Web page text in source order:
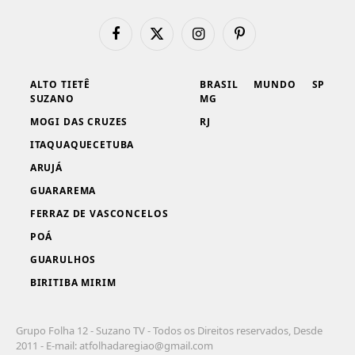
FacebookX
InstagramPinterest
ALTO TIETÊ
SUZANO
MOGI DAS CRUZES
ITAQUAQUECETUBA
ARUJÁ
GUARAREMA
FERRAZ DE VASCONCELOS
POÁ
GUARULHOS
BIRITIBA MIRIM
BRASIL
MG
RJ
MUNDO SP
Grupo Folha 12 - Suzano TV - Todos os Direitos reservados, Desde
2011 - E-mail:atfolhadaregiao@gmail.com